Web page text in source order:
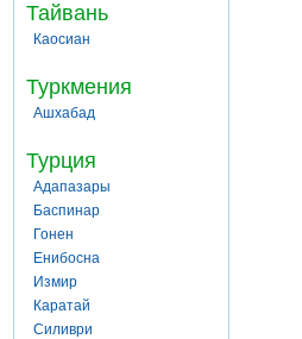
Тайвань
Каосиан
Туркмения
Ашхабад
Турция
Адапазары
Баспинар
Гонен
Енибосна
Измир
Каратай
Силиври